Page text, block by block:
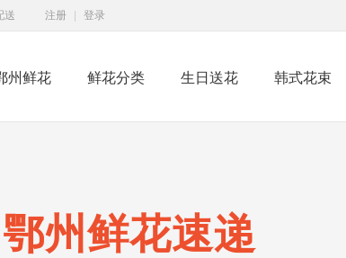
送 注册 登录
州鲜花 鲜花分类 生日送花 韩式花束
鄂州鲜花速递